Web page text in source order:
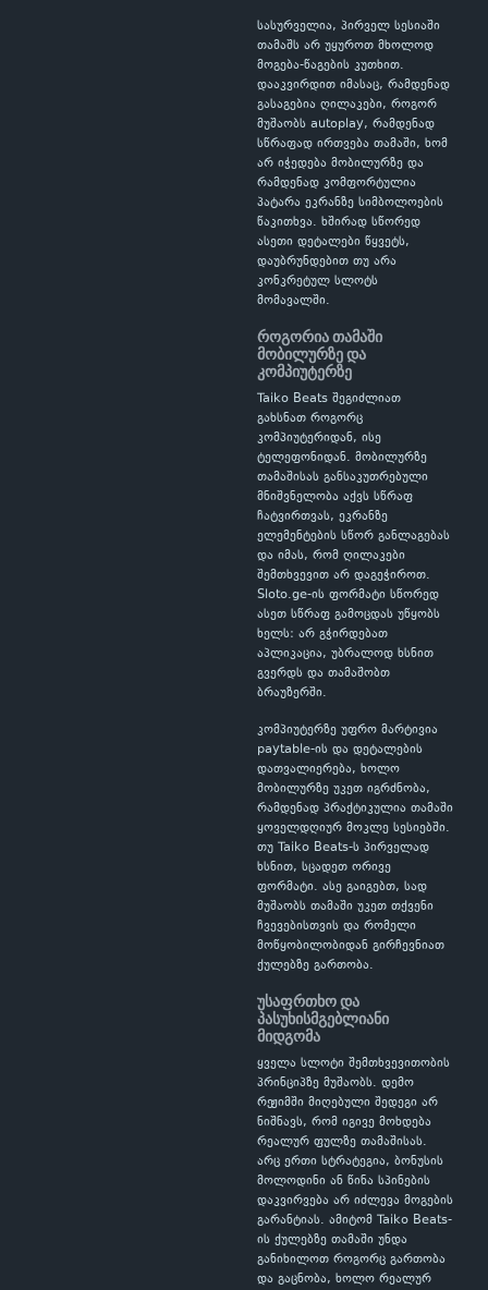
სასურველია, პირველ სესიაში
თამაშს არ უყუროთ მხოლოდ
მოგება-წაგების კუთხით.
დააკვირდით იმასაც, რამდენად
გასაგებია ღილაკები, როგორ
მუშაობს autoplay, რამდენად
სწრაფად ირთვება თამაში, ხომ
არ იჭედება მობილურზე და
რამდენად კომფორტულია
პატარა ეკრანზე სიმბოლოების
წაკითხვა. ხშირად სწორედ
ასეთი დეტალები წყვეტს,
დაუბრუნდებით თუ არა
კონკრეტულ სლოტს
მომავალში.
როგორია თამაში
მობილურზე და
კომპიუტერზე
Taiko Beats შეგიძლიათ
გახსნათ როგორც
კომპიუტერიდან, ისე
ტელეფონიდან. მობილურზე
თამაშისას განსაკუთრებული
მნიშვნელობა აქვს სწრაფ
ჩატვირთვას, ეკრანზე
ელემენტების სწორ განლაგებას
და იმას, რომ ღილაკები
შემთხვევით არ დაგეჭიროთ.
Sloto.ge-ის ფორმატი სწორედ
ასეთ სწრაფ გამოცდას უწყობს
ხელს: არ გჭირდებათ
აპლიკაცია, უბრალოდ ხსნით
გვერდს და თამაშობთ
ბრაუზერში.
კომპიუტერზე უფრო მარტივია
paytable-ის და დეტალების
დათვალიერება, ხოლო
მობილურზე უკეთ იგრძნობა,
რამდენად პრაქტიკულია თამაში
ყოველდღიურ მოკლე სესიებში.
თუ Taiko Beats-ს პირველად
ხსნით, სცადეთ ორივე
ფორმატი. ასე გაიგებთ, სად
მუშაობს თამაში უკეთ თქვენი
ჩვევებისთვის და რომელი
მოწყობილობიდან გირჩევნიათ
ქულებზე გართობა.
უსაფრთხო და
პასუხისმგებლიანი
მიდგომა
ყველა სლოტი შემთხვევითობის
პრინციპზე მუშაობს. დემო
რეჟიმში მიღებული შედეგი არ
ნიშნავს, რომ იგივე მოხდება
რეალურ ფულზე თამაშისას.
არც ერთი სტრატეგია, ბონუსის
მოლოდინი ან წინა სპინების
დაკვირვება არ იძლევა მოგების
გარანტიას. ამიტომ Taiko Beats-
ის ქულებზე თამაში უნდა
განიხილოთ როგორც გართობა
და გაცნობა, ხოლო რეალურ